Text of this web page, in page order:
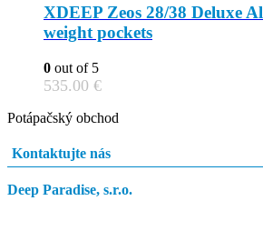
multiple
variants.
The
page
XDEEP Zeos 28/38 Deluxe
weight pockets
0 out of 5
535.00 €
Potápačský obchod
Kontaktujte nás
Deep Paradise, s.r.o.